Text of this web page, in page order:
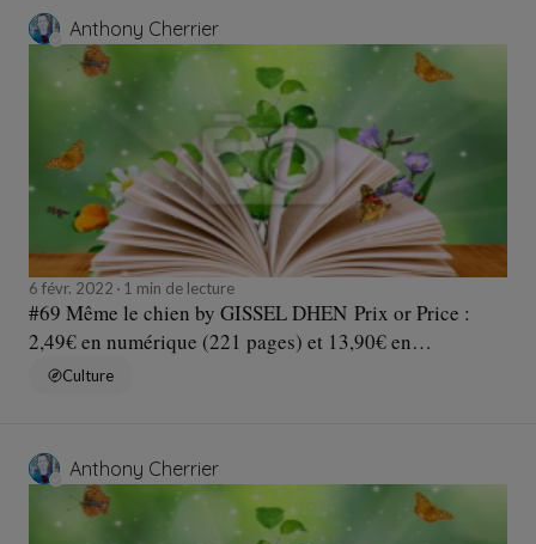
Anthony Cherrier
6 févr. 2022 1 min de lecture
#69 Même le chien by GISSEL DHEN Prix or Price :
2,49€ en numérique (221 pages) et 13,90€ en
brochéÉditeur ‏ : ‎ Librinova (28 septembre 2021)Langue
Culture
Anthony Cherrier